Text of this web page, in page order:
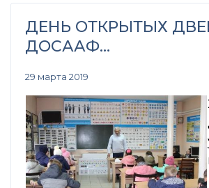
ДЕНЬ ОТКРЫТЫХ
ДОСААФ…
29 марта 2019